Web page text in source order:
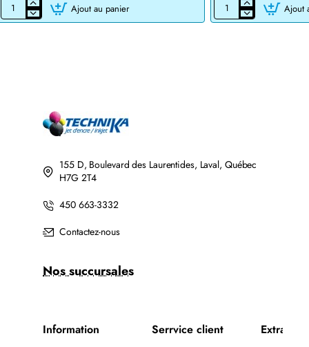
CARTOUCHE
JET
Ajout au panier
CARTOUCHE
DE
Ajout
155 D, Boulevard des Laurentides, Laval, Québec
H7G 2T4
450 663-3332
Contactez-nous
Nos succursales
Information Serrvice client Extra